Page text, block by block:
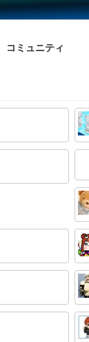
コミュニティ